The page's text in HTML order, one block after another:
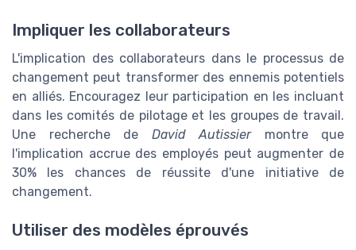
Impliquer les collaborateurs
L'implication des collaborateurs dans le processus de
changement peut transformer des ennemis potentiels
en alliés. Encouragez leur participation en les incluant
dans les comités de pilotage et les groupes de travail.
Une recherche de David Autissiermontre que
l'implication accrue des employés peut augmenter de
30% les chances de réussite d'une initiative de
changement.
Utiliser des modèles éprouvés